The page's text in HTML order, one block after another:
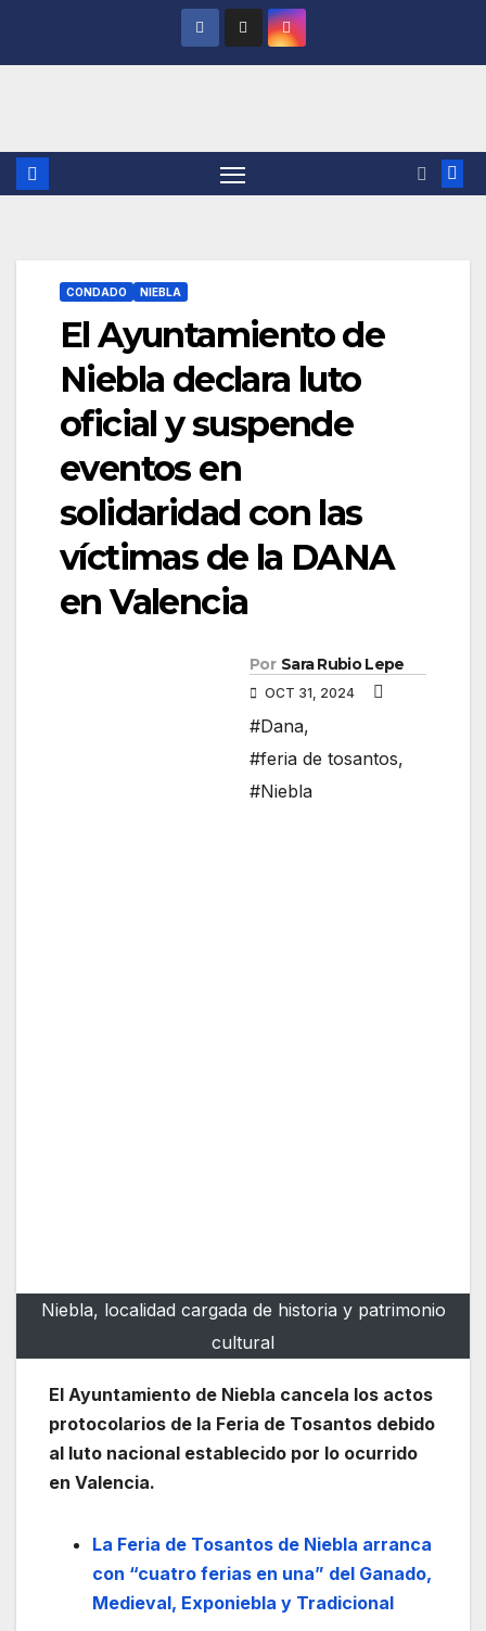
CONDADO NIEBLA
El Ayuntamiento de
Niebla declara luto
oficial y suspende
eventos en
solidaridad con las
víctimas de la DANA
en Valencia
Por Sara Rubio Lepe
OCT 31, 2024
#Dana,
#feria de tosantos,
#Niebla
Niebla, localidad cargada de historia y patrimonio
cultural
El Ayuntamiento de Niebla cancela los actos
protocolarios de la Feria de Tosantos debido
al luto nacional establecido por lo ocurrido
en Valencia.
La Feria de Tosantos de Niebla arranca
con “cuatro ferias en una” del Ganado,
Medieval, Exponiebla y Tradicional